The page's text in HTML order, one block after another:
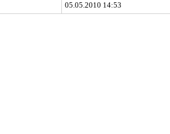
05.05.2010 14:53